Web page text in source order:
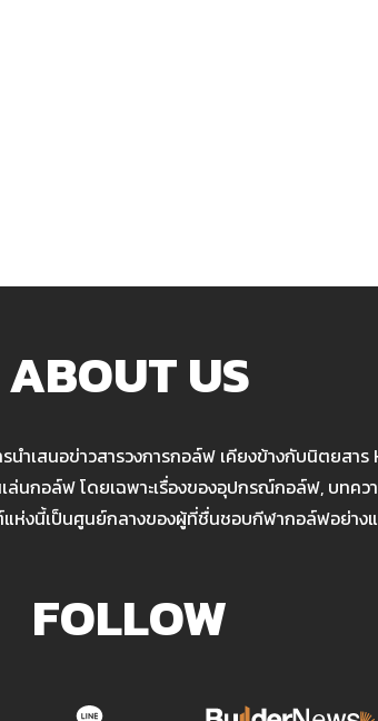
ABOUT US
นำเสนอข่าวสารวงการกอล์ฟ เคียงข้างกับนิตยส
นกอล์ฟ โดยเฉพาะเรื่องของอุปกรณ์กอล์ฟ, บทคว
แห่งนี้เป็นศูนย์กลางของผู้ที่ชื่นชอบกีฬากอล์ฟอย่าง
FOLLOW